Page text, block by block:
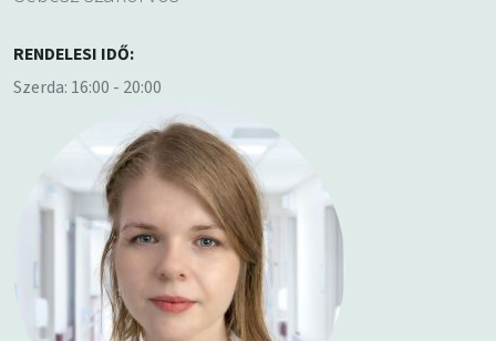
RENDELESI IDŐ:
Szerda: 16:00 - 20:00